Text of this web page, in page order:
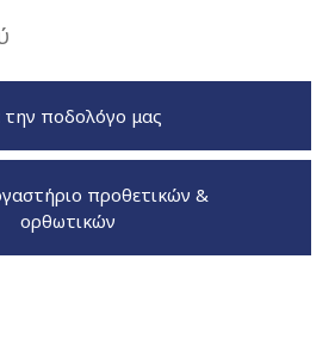
ποδολόγο μας
προθετικών &
ορθωτικών